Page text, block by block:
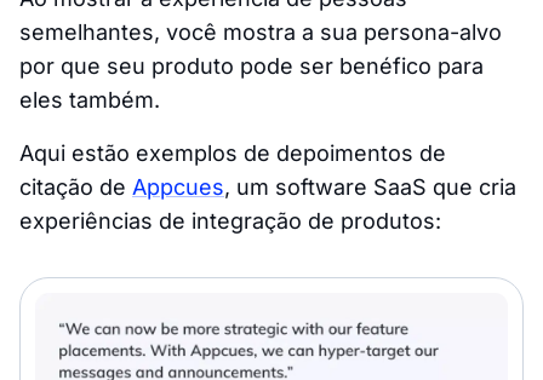
semelhantes, você mostra a sua persona-alvo
por que seu produto pode ser benéfico para
eles também.
Aqui estão exemplos de depoimentos de
citação de Appcues, um software SaaS que cria
experiências de integração de produtos: